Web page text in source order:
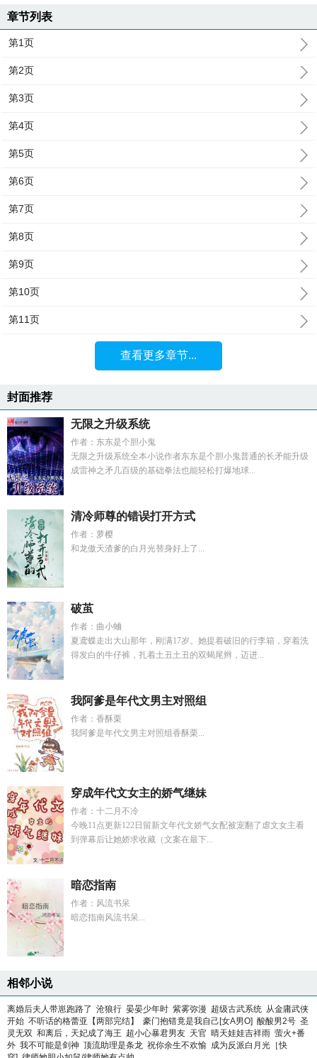
章节列表
第1页
第2页
第3页
第4页
第5页
第6页
第7页
第8页
第9页
第10页
第11页
查看更多章节...
封面推荐
无限之升级系统
作者：东东是个胆小鬼
无限之升级系统全本小说作者东东是个胆小鬼普通的长矛能升级
成雷神之矛几百级的基础拳法也能轻松打爆地球...
清冷师尊的错误打开方式
作者：萝樱
和龙傲天渣爹的白月光替身好上了...
破茧
作者：曲小蛐
夏鸢蝶走出大山那年，刚满17岁。她提着破旧的行李箱，穿着洗
得发白的牛仔裤，扎着土丑土丑的双蝎尾辫，迈进...
我阿爹是年代文男主对照组
作者：香酥栗
我阿爹是年代文男主对照组香酥栗...
穿成年代文女主的娇气继妹
作者：十二月不冷
今晚11点更新122日留新文年代文娇气女配被宠翻了虐文女主看
到弹幕后让她娇求收藏（文案在最下...
暗恋指南
作者：风流书呆
暗恋指南风流书呆...
相邻小说
离婚后夫人带崽跑路了 沧狼行 晏晏少年时 紫雾弥漫 超级古武系统 从金庸武侠
开始 不听话的格蕾亚【两部完结】 豪门抱错竟是我自己[女A男O] 酸酸男2号 圣
灵无双 和离后，天妃成了海王 超小心暴君男友 天官 晴天娃娃吉祥雨 萤火+番
外 我不可能是剑神 顶流助理是条龙 祝你余生不欢愉 成为反派白月光［快